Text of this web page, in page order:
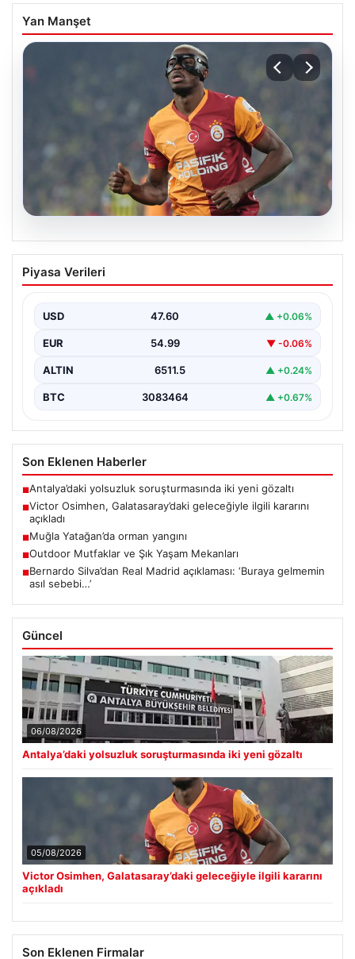
Yan Manşet
05.08.2026
Victor Osimhen, Galatasaray’daki
geleceğiyle ilgili kararını açıkladı
dönemde gösterdiği etkileyici performansla Avrupa'nın
önde gelen kulüplerinin…
Piyasa Verileri
USD 47.60 ▲ +0.06%
EUR 54.99 ▼ -0.06%
ALTIN 6511.5 ▲ +0.24%
BTC 3083464 ▲ +0.67%
Son Eklenen Haberler
■Antalya’daki yolsuzluk soruşturmasında iki yeni gözaltı
■Victor Osimhen, Galatasaray’daki geleceğiyle ilgili kararını
açıkladı
■Muğla Yatağan’da orman yangını
■Outdoor Mutfaklar ve Şık Yaşam Mekanları
■Bernardo Silva’dan Real Madrid açıklaması: ‘Buraya gelmemin
asıl sebebi…’
Güncel
06/08/2026
Antalya’daki yolsuzluk soruşturmasında iki yeni gözaltı
05/08/2026
Victor Osimhen, Galatasaray’daki geleceğiyle ilgili kararını
açıkladı
Son Eklenen Firmalar